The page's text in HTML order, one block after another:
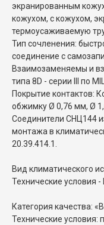
экранированным
кожухом, с кожухом,
термоусаживаемую
Тип сочленения:
соединение с
Взаимозаменяемы и
типа 8D - серии III по
Покрытие контактов:
обжимку Ø 0,76 мм, Ø
Соединители СНЦ144
монтажа в
20.39.414.1.
Вид климатического
Технические условия
Категория качества:
Технические условия: